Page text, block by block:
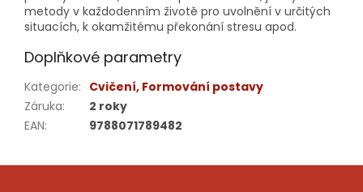
metody v každodenním životě pro uvolnění v určitých
situacích, k okamžitému překonání stresu apod.
Doplňkové parametry
Kategorie: Cvičení, Formování postavy
Záruka:
2 roky
EAN: 9788071789482
Z